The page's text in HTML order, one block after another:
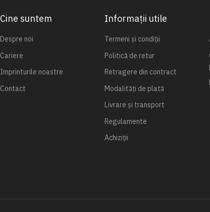
Cine suntem
Despre noi
Cariere
Imprinturile noastre
Contact
Informații utile
Termeni și condiții
Politică de retur
Retragere din contract
Modalități de plată
Livrare și transport
Regulamente
Achiziții